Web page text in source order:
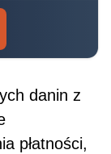
danin z
płatności,